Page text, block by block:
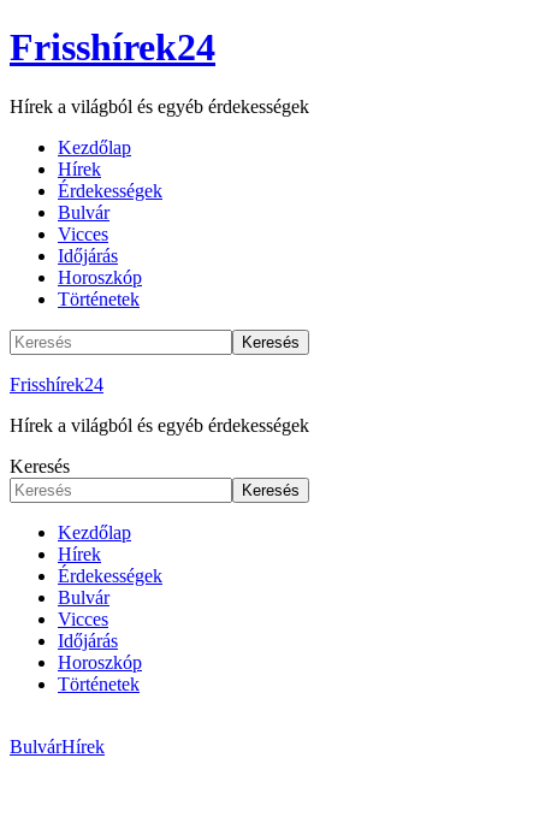
Frisshírek24
Hírek a világból és egyéb érdekességek
Kezdőlap
Hírek
Érdekességek
Bulvár
Vicces
Időjárás
Horoszkóp
Történetek
Frisshírek24
Hírek a világból és egyéb érdekességek
Keresés
Kezdőlap
Hírek
Érdekességek
Bulvár
Vicces
Időjárás
Horoszkóp
Történetek
BulvárHírek